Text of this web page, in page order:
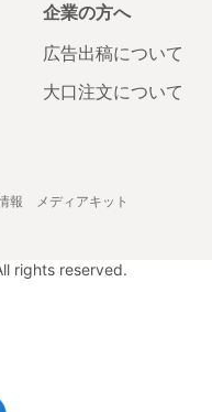
企業の方へ
広告出稿について
大口注文について
報 メディアキット
rights reserved.